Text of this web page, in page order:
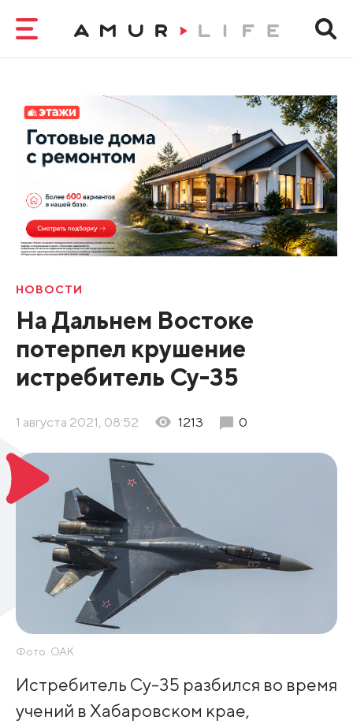
НОВОСТИ
На Дальнем Востоке
потерпел крушение
истребитель Су-35
1 августа 2021, 08:52 1213 0
Фото: ОАК
Истребитель Су-35 разбился во время
учений в Хабаровском крае,